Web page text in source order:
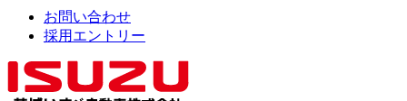
お問い合わせ
採用エントリー